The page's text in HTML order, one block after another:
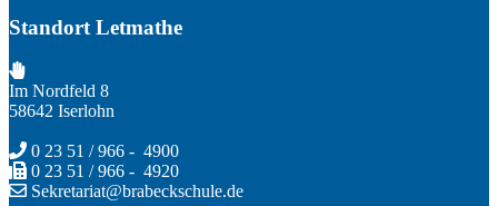
Standort Letmathe
Im Nordfeld 8
58642 Iserlohn
0 23 51 / 966 - 4900
0 23 51 / 966 - 4920
Sekretariat@brabeckschule.de